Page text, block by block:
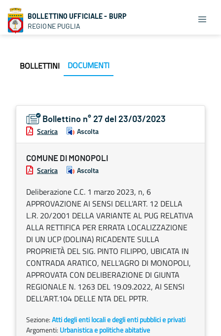
BOLLETTINO UFFICIALE - BURP
REGIONE PUGLIA
BOLLETTINI DOCUMENTI
Bollettino n° 27 del 23/03/2023
Scarica Ascolta
COMUNE DI MONOPOLI
Scarica Ascolta
Deliberazione C.C. 1 marzo 2023, n, 6
APPROVAZIONE AI SENSI DELL’ART. 12 DELLA
L.R. 20/2001 DELLA VARIANTE AL PUG RELATIVA
ALLA RETTIFICA PER ERRATA LOCALIZZAZIONE
DI UN UCP (DOLINA) RICADENTE SULLA
PROPRIETÀ DEL SIG. PINTO FILIPPO, UBICATA IN
CONTRADA ARATICO, NELL’AGRO DI MONOPOLI,
APPROVATA CON DELIBERAZIONE DI GIUNTA
REGIONALE N. 1263 DEL 19.09.2022, AI SENSI
DELL’ART.104 DELLE NTA DEL PPTR.
Sezione:Atti degli enti locali e degli enti pubblici e privati
Argomenti: Urbanistica e politiche abitative